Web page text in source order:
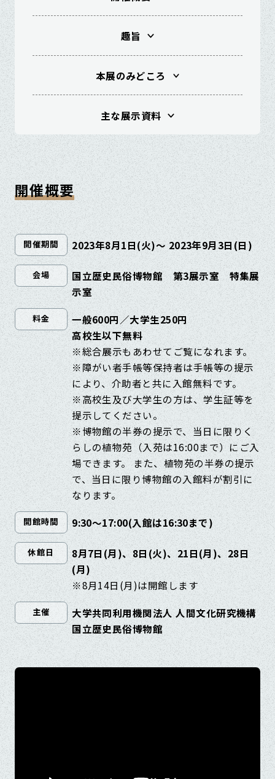
趣旨
本展のみどころ
主な展示資料
開催概要
開催期間 2023年8月1日(火)～ 2023年9月3日(日)
会場
国立歴史民俗博物館 第3展示室 特集展
示室
料金
一般600円／大学生250円
高校生以下無料
※総合展示もあわせてご覧になれます。
※障がい者手帳等保持者は手帳等の提示
により、介助者と共に入館無料です。
※高校生及び大学生の方は、学生証等を
提示してください。
※博物館の半券の提示で、当日に限りく
らしの植物苑（入苑は16:00まで）にご入
場できます。 また、植物苑の半券の提示
で、当日に限り博物館の入館料が割引に
なります。
開館時間 9:30～17:00(入館は16:30まで)
休館日
8月7日(月)、8日(火)、21日(月)、28日
(月)
※8月14日(月)は開館します
主催
大学共同利用機関法人 人間文化研究機構
国立歴史民俗博物館